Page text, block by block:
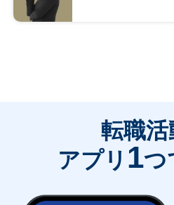
転職
アプリ 1つ